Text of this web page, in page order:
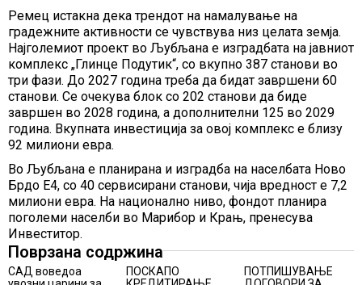
Ремец истакна дека трендот на намалување на
градежните активности се чувствува низ целата земја.
Најголемиот проект во Љубљана е изградбата на јавниот
комплекс „Глинце Подутик“, со вкупно 387 станови во
три фази. До 2027 година треба да бидат завршени 60
станови. Се очекува блок со 202 станови да биде
завршен во 2028 година, а дополнителни 125 во 2029
година. Вкупната инвестиција за овој комплекс е близу
92 милиони евра.
Во Љубљана е планирана и изградба на населбата Ново
Брдо Е4, со 40 сервисирани станови, чија вредност е 7,2
милиони евра. На национално ниво, фондот планира
поголеми населби во Марибор и Крањ, пренесува
Инвеститор.
Поврзана содржина
САД воведоа
ПОСКАПО
ПОТПИШУВАЊЕ